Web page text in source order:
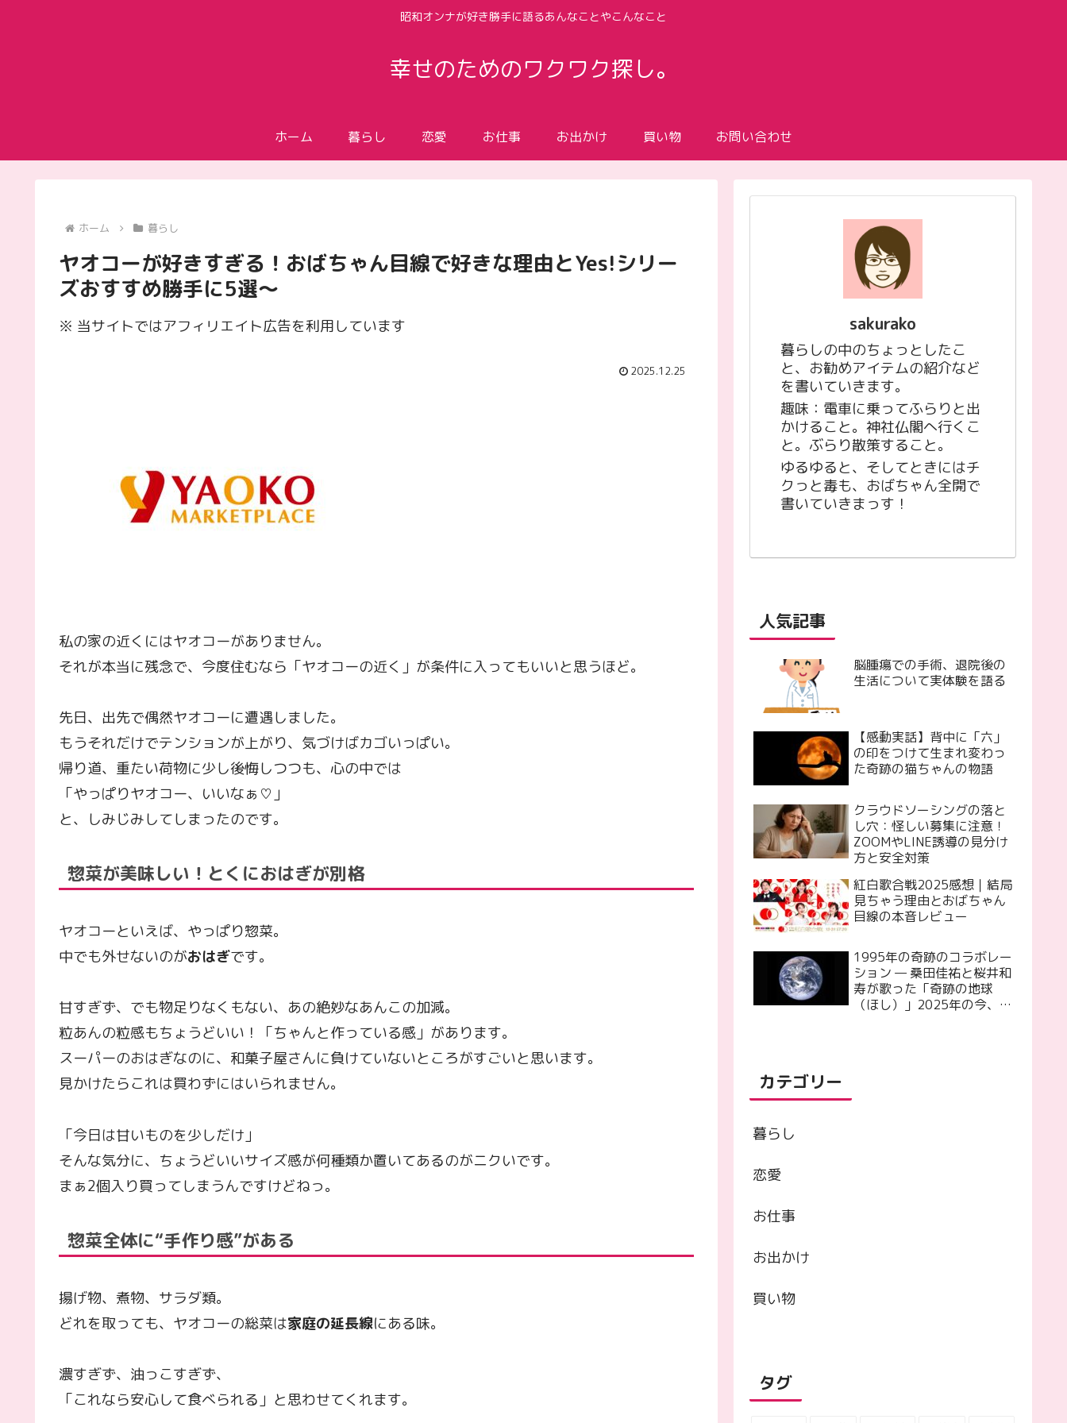
昭和オンナが好き勝手に語るあんなことやこんなこと
幸せのためのワクワク探し。
ホーム 暮らし 恋愛 お仕事 お出かけ 買い物 お問い合わせ
ホーム 暮らし
ヤオコーが好きすぎる！おばちゃん目線で好きな理由とYes!シリー
ズおすすめ勝手に5選～
※ 当サイトではアフィリエイト広告を利用しています
2025.12.25
私の家の近くにはヤオコーがありません。
それが本当に残念で、今度住むなら「ヤオコーの近く」が条件に入ってもいいと思うほど。
先日、出先で偶然ヤオコーに遭遇しました。
もうそれだけでテンションが上がり、気づけばカゴいっぱい。
帰り道、重たい荷物に少し後悔しつつも、心の中では
「やっぱりヤオコー、いいなぁ♡」
と、しみじみしてしまったのです。
惣菜が美味しい！とくにおはぎが別格
ヤオコーといえば、やっぱり惣菜。
中でも外せないのがおはぎです。
甘すぎず、でも物足りなくもない、あの絶妙なあんこの加減。
粒あんの粒感もちょうどいい！「ちゃんと作っている感」があります。
スーパーのおはぎなのに、和菓子屋さんに負けていないところがすごいと思います。
見かけたらこれは買わずにはいられません。
「今日は甘いものを少しだけ」
そんな気分に、ちょうどいいサイズ感が何種類か置いてあるのがニクいです。
まぁ2個入り買ってしまうんですけどねっ。
惣菜全体に“手作り感”がある
揚げ物、煮物、サラダ類。
どれを取っても、ヤオコーの総菜は家庭の延長線にある味。
濃すぎず、油っこすぎず、
「これなら安心して食べられる」と思わせてくれます。
sakurako
暮らしの中のちょっとしたこ
と、お勧めアイテムの紹介など
を書いていきます。
趣味：電車に乗ってふらりと出
かけること。神社仏閣へ行くこ
と。ぶらり散策すること。
ゆるゆると、そしてときにはチ
クっと毒も、おばちゃん全開で
書いていきまっす！
人気記事
脳腫瘍での手術、退院後の
生活について実体験を語る
【感動実話】背中に「六」
の印をつけて生まれ変わっ
た奇跡の猫ちゃんの物語
クラウドソーシングの落と
し穴：怪しい募集に注意！
ZOOMやLINE誘導の見分け
方と安全対策
紅白歌合戦2025感想｜結局
見ちゃう理由とおばちゃん
目線の本音レビュー
1995年の奇跡のコラボレー
ション — 桑田佳祐と桜井和
寿が歌った「奇跡の地球
（ほし）」2025年の今、再
カテゴリー
暮らし
恋愛
お仕事
お出かけ
買い物
タグ